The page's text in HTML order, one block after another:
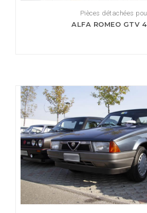
Pièces détachées
ALFA ROMEO GTV